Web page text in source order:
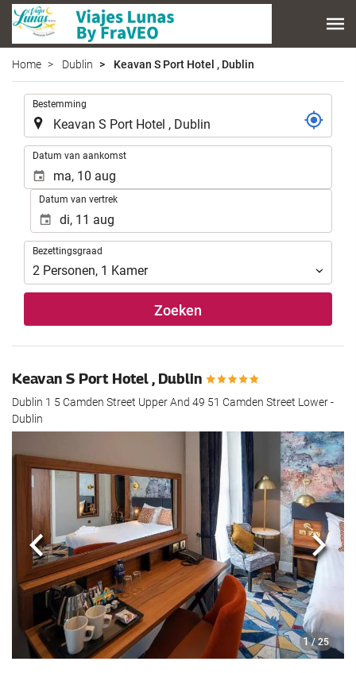
Home Dublin Keavan S Port Hotel , Dublin
Bestemming
Datum van aankomst
Datum van vertrek
Bezettingsgraad
Bezettingsgraad
2 Personen, 1 Kamer
Zoeken
Keavan S Port Hotel , Dublin
Dublin 1 5 Camden Street Upper And 49 51 Camden Street Lower -
Dublin
1 / 25
Vorige